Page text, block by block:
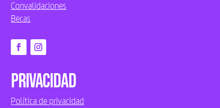
Convalidaciones
Becas
Privacidad
Política de privacidad